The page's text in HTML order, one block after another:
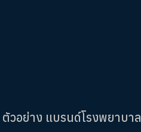
ตัวอย่าง แบรนด์โรงพยาบา